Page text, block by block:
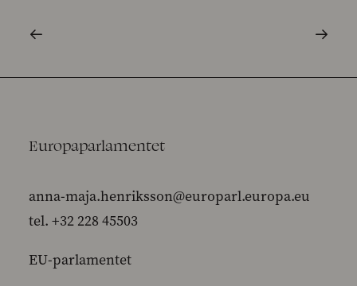
Europaparlamentet
anna-maja.henriksson@europarl.europa.eu
tel. +32 228 45503
EU-parlamentet